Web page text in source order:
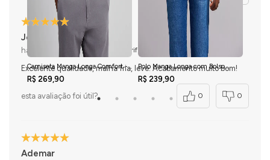
Camiseta Manga Longa Comfort -
Preto
R$ 269,90
Polo Manga Longa com Bolso
Comfort Premium - Azul Marinho
R$ 239,90
Jonathan M.
há 4 meses comprador verificado
Excelente qualidade, malha fria, leve. Acabamento muito bom!
esta avaliação foi útil? 0 0
Ademar